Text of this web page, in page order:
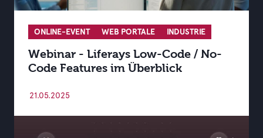
ONLINE-EVENT WEB PORTALE INDUSTRIE
Webinar - Liferays Low-Code / No-
Code Features im Überblick
21.05.2025